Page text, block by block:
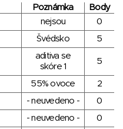
Poznámka
Body
nejsou
0
Švédsko 5
aditiva se
skóre 1
5
55% ovoce
2
- neuvedeno -
0
- neuvedeno -
0